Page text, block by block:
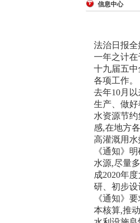
信息中心
法治日报
一年之计
十九届五
各项工作。
去年10月
生产、做
水资源节
感,在地方
高灌溉用水
《通知》
水源,尽量
成2020年
研、初步设
《通知》
本核算,推